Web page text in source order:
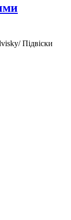
Підвіски